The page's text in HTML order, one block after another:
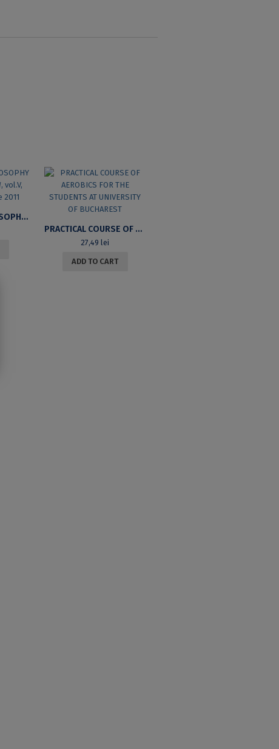
ANALYTICAL PHILOSOPHY ROMANIAN REVIEW, VOL.V, NR.1, JANUARY – JUNE 2011
PRACTICAL COURSE OF AEROBICS FOR THE STUDENTS AT UNIVERSITY OF BUCHAREST
27,49 lei
ADD TO CART